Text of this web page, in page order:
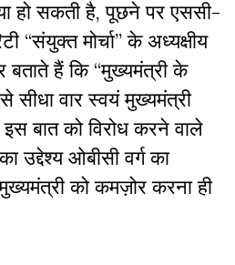
हो सकती है, पूछने पर एससी-
“संयुक्त मोर्चा” के अध्यक्षीय
हैं कि “मुख्यमंत्री के
सीधा वार स्वयं मुख्यमंत्री
बात को विरोध करने वाले
ओबीसी वर्ग का
को कमज़ोर करना ही